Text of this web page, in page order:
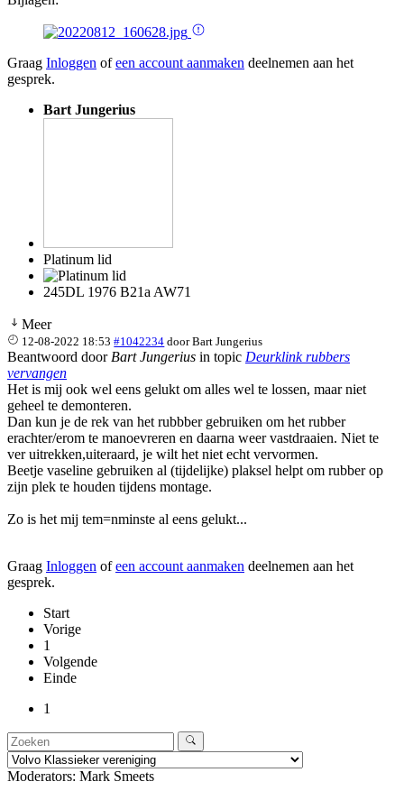
Graag Inloggen ofeen account aanmaken deelnemen aan het
gesprek.
Bart Jungerius
Platinum lid
245DL 1976 B21a AW71
Meer
12-08-2022 18:53 #1042234 doorBart Jungerius
Beantwoord door Bart Jungerius in topic Deurklink rubbers
vervangen
Het is mij ook wel eens gelukt om alles wel te lossen, maar niet
geheel te demonteren.
Dan kun je de rek van het rubbber gebruiken om het rubber
erachter/erom te manoevreren en daarna weer vastdraaien. Niet te
ver uitrekken,uiteraard, je wilt het niet echt vervormen.
Beetje vaseline gebruiken al (tijdelijke) plaksel helpt om rubber op
zijn plek te houden tijdens montage.
Zo is het mij tem=nminste al eens gelukt...
Graag Inloggen ofeen account aanmaken deelnemen aan het
gesprek.
Start
Vorige
1
Volgende
Einde
1
Moderators: Mark Smeets